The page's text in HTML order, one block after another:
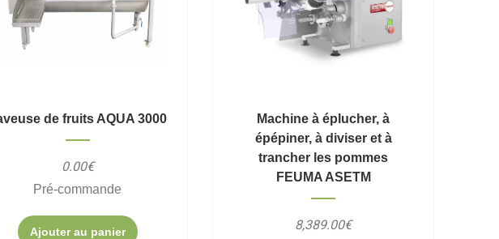
de fruits AQUA 3000
0.00€
Pré-commande
Ajouter au panier
Machine à éplucher, à
épépiner, à diviser et à
trancher les pommes
FEUMA ASETM
8,389.00€